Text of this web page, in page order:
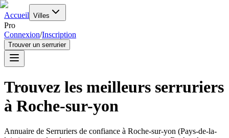
Accueil Villes
Pro
Connexion/Inscription
Trouver un serrurier
Trouvez les meilleurs serruriers
à Roche-sur-yon
Annuaire de Serruriers de confiance à Roche-sur-yon (Pays-de-la-